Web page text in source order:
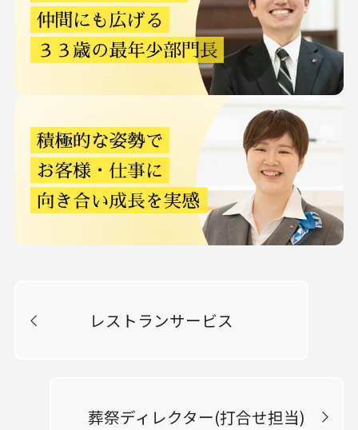
レストランサービス
葬祭ディレクター(打合せ担当)